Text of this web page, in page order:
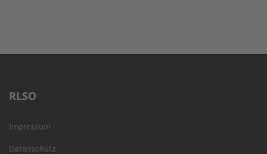
RLSO
Impressum
Datenschutz